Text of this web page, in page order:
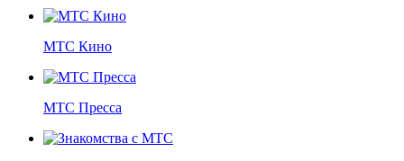
МТС Кино
МТС Пресса